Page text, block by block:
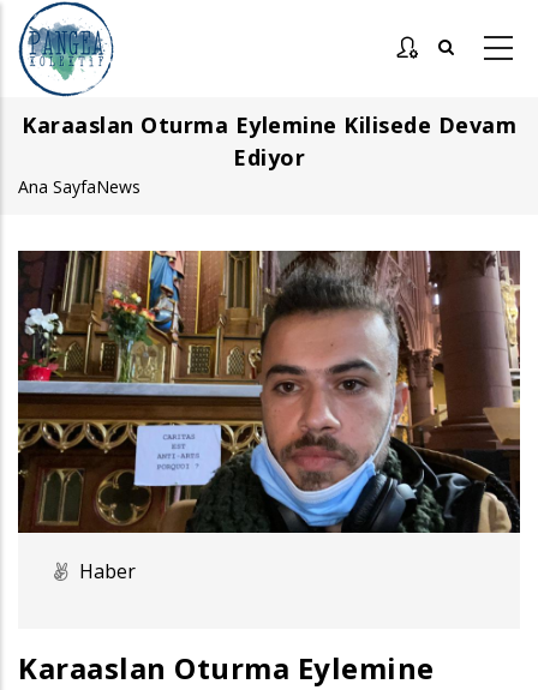
Ana
içeriğe
atla
Karaaslan Oturma Eylemine Kilisede Devam
Ediyor
Sayfa
yolu
Ana SayfaNews
Görsel
Haber
Karaaslan Oturma Eylemine